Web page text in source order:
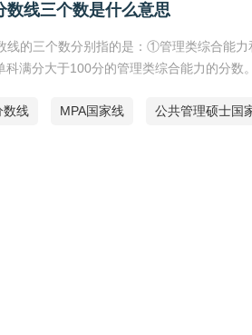
数线三个数是什么意思
线的三个数分别指的是：①管理类综合能
满分大于100分的管理类综合能力的分数。
数线 MPA国家线 公共管理硕士国